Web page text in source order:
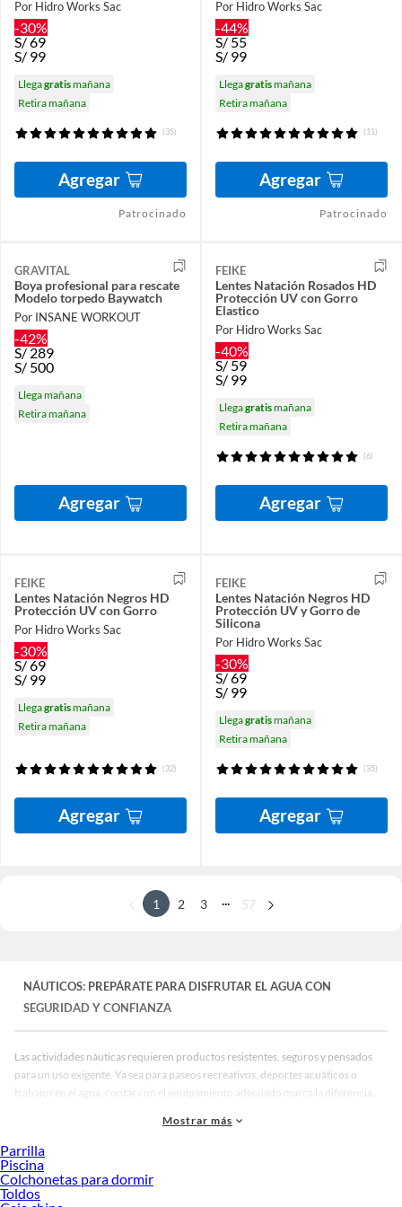
Por Hidro Works Sac
-30%
S/69
S/ 99
Llegagratismañana
Retira mañana
(35)
Agregar
Patrocinado
Por Hidro Works Sac
-44%
S/55
S/ 99
Llegagratismañana
Retira mañana
(11)
Agregar
Patrocinado
GRAVITAL
Boya profesional para rescate
Modelo torpedo Baywatch
Por INSANE WORKOUT
-42%
S/ 289
S/ 500
Llega mañana
Retira mañana
Agregar
FEIKE
Lentes Natación Rosados HD
Protección UV con Gorro
Elastico
Por Hidro Works Sac
-40%
S/ 59
S/ 99
Llegagratismañana
Retira mañana
(6)
Agregar
FEIKE
Lentes Natación Negros HD
Protección UV con Gorro
Por Hidro Works Sac
-30%
S/69
S/ 99
Llegagratismañana
Retira mañana
(32)
Agregar
FEIKE
Lentes Natación Negros HD
Protección UV y Gorro de
Silicona
Por Hidro Works Sac
-30%
S/69
S/ 99
Llegagratismañana
Retira mañana
(35)
Agregar
1 2 3 57
NÁUTICOS: PREPÁRATE PARA DISFRUTAR EL AGUA CON
SEGURIDAD Y CONFIANZA
Las actividades náuticas requieren productos resistentes, seguros y pensados
para un uso exigente. Ya sea para paseos recreativos, deportes acuáticos o
trabajos en el agua, contar con el equipamiento adecuado marca la diferencia.
En Sodimac Perú encuentras productos náuticos diseñados para ofrecer
experiencia dentro o cerca del agua.
Beneficios de elegir productos náuticos adecuados
Mostrar más
Parrilla
Piscina
Colchonetas para dormir
Toldos